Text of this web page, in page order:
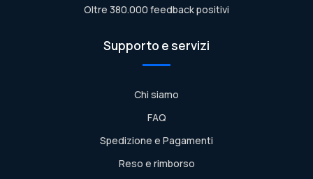
Oltre 380.000 feedback positivi
Supporto e servizi
Chi siamo
FAQ
Spedizione e Pagamenti
Reso e rimborso